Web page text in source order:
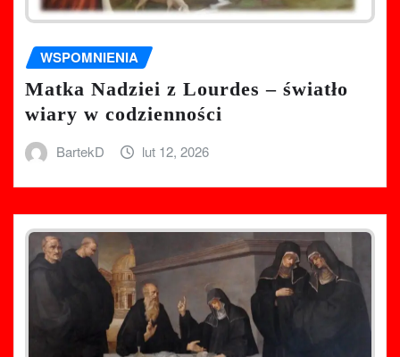
WSPOMNIENIA
Matka Nadziei z Lourdes – światło
wiary w codzienności
BartekD lut 12, 2026